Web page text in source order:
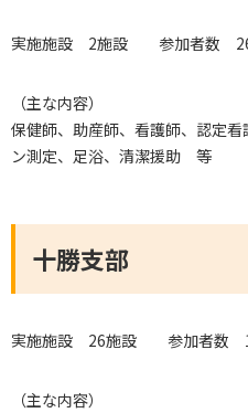
実施施設 2施設 参加者数 26
（主な内容）
保健師、助産師、看護師、認定
ン測定、足浴、清潔援助 等
十勝支部
実施施設 26施設 参加者数
（主な内容）